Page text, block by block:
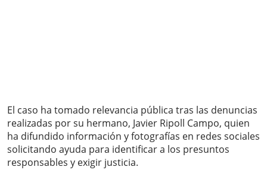
El caso ha tomado relevancia pública tras las denuncias
realizadas por su hermano, Javier Ripoll Campo, quien
ha difundido información y fotografías en redes sociales
solicitando ayuda para identificar a los presuntos
responsables y exigir justicia.